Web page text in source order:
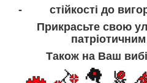
- стійкості до
Прикрасьте свою
Також на Ваш